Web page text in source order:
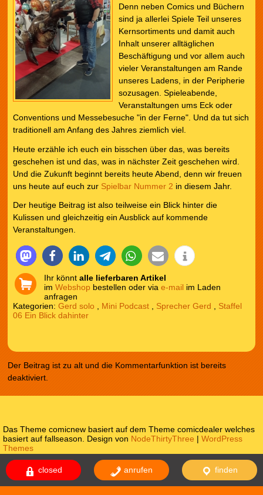
closed anrufen finden
Denn neben Comics und Büchern
sind ja allerlei Spiele Teil unseres
Kernsortiments und damit auch
Inhalt unserer alltäglichen
Beschäftigung und vor allem auch
vieler Veranstaltungen am Rande
unseres Ladens, in der Peripherie
sozusagen. Spieleabende,
Veranstaltungen ums Eck oder
Conventions und Messebesuche "in der Ferne". Und da tut sich
traditionell am Anfang des Jahres ziemlich viel.
Heute erzähle ich euch ein bisschen über das, was bereits
geschehen ist und das, was in nächster Zeit geschehen wird.
Und die Zukunft beginnt bereits heute Abend, denn wir freuen
uns heute auf euch zur Spielbar Nummer 2 in diesem Jahr.
Der heutige Beitrag ist also teilweise ein Blick hinter die
Kulissen und gleichzeitig ein Ausblick auf kommende
Veranstaltungen.
Ihr könnt alle lieferbaren Artikel
im Webshop bestellen oder via e-mail im Laden
anfragen
Kategorien: Gerd solo Mini Podcast, Sprecher Gerd
Staffel
06 Ein Blick dahinter
Der Beitrag ist zu alt und die Kommentarfunktion ist bereits
deaktiviert.
Impressum Datenschutzerklärung
Das Theme comicnew basiert auf dem Theme comicdealer welches
basiert auf fallseason. Design von NodeThirtyThree |WordPress
Themes